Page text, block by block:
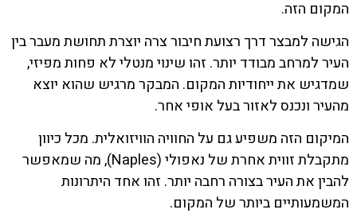
המקום הזה.
הגישה למבצר דרך רצועת חיבור צרה יוצרת תחושת מעבר בין
העיר למרחב מבודד יותר. זהו שינוי מנטלי לא פחות מפיזי,
שמדגיש את ייחודיות המקום. המבקר מרגיש שהוא יוצא
מהעיר ונכנס לאזור בעל אופי אחר.
המיקום הזה משפיע גם על החוויה הוויזואלית. מכל כיוון
מתקבלת זווית אחרת של נאפולי (Naples), מה שמאפשר
להבין את העיר בצורה רחבה יותר. זהו אחד היתרונות
המשמעותיים ביותר של המקום.